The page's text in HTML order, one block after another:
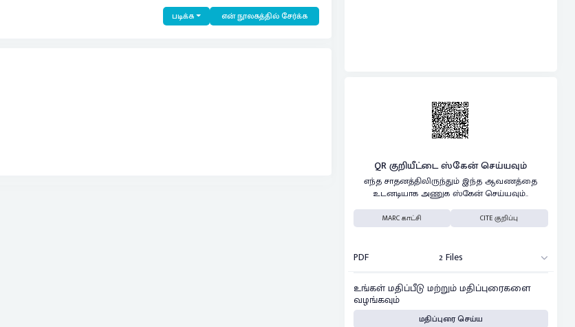
படிக்க என் நூலகத்தில் சேர்க்க
QR குறியீட்டை ஸ்கேன் செய்யவும்
எந்த சாதனத்திலிருந்தும் இந்த ஆவணத்தை
உடனடியாக அணுக ஸ்கேன் செய்யவும்..
MARC காட்சி CITE குறிப்பு
PDF 2 Files
உங்கள் மதிப்பீடு மற்றும் மதிப்புரைகளை
வழங்கவும்
மதிப்புரை செய்ய